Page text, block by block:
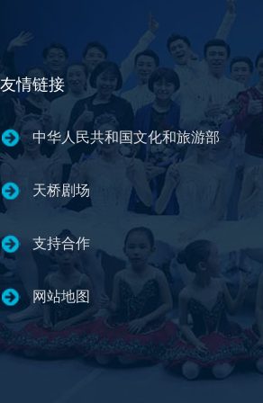
友情链接
中华人民共和国文化和旅游部
天桥剧场
支持合作
网站地图